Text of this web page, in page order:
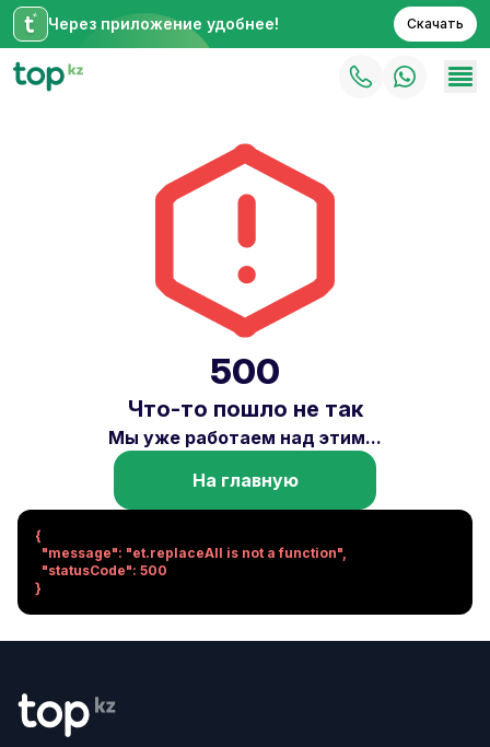
Через приложение удобнее! Скачать
500
Что-то пошло не так
Мы уже работаем над этим...
На главную
{
}